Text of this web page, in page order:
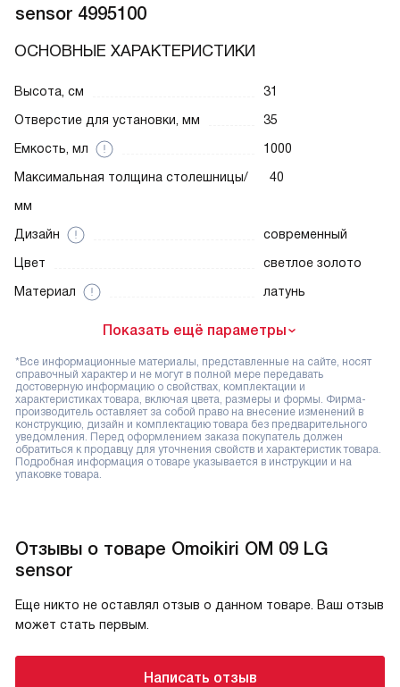
sensor 4995100
ОСНОВНЫЕ ХАРАКТЕРИСТИКИ
Высота, см
31
Отверстие для установки, мм
35
Емкость, мл
1000
Максимальная толщина столешницы/
мм
40
Дизайн
современный
Цвет
светлое золото
Материал
латунь
Показать ещё параметры
*Все информационные материалы, представленные на сайте, носят
справочный характер и не могут в полной мере передавать
достоверную информацию о свойствах, комплектации и
характеристиках товара, включая цвета, размеры и формы. Фирма-
производитель оставляет за собой право на внесение изменений в
конструкцию, дизайн и комплектацию товара без предварительного
уведомления. Перед оформлением заказа покупатель должен
обратиться к продавцу для уточнения свойств и характеристик товара.
Подробная информация о товаре указывается в инструкции и на
упаковке товара.
Отзывы о товаре Omoikiri OM 09 LG
sensor
Еще никто не оставлял отзыв о данном товаре. Ваш отзыв
может стать первым.
Написать отзыв